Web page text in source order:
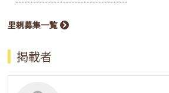
里親募集一覧
掲載者